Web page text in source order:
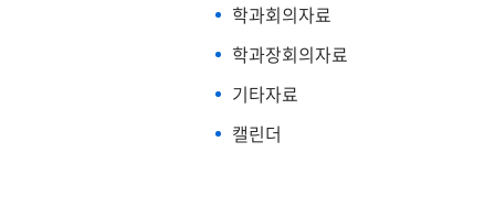
학과회의자료
학과장회의자료
기타자료
캘린더